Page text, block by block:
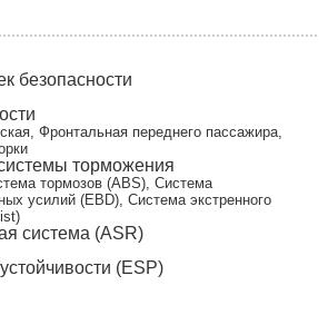
безопасности
Фронтальная переднего пассажира,
торможения
тормозов (ABS), Система
усилий (EBD), Система экстренного
система (ASR)
(ESP)